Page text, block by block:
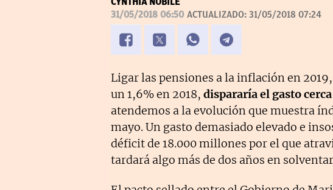
31/05/2018 06:50 ACTUALIZADO: 31/05/2018 07:24
Ligar las pensiones a la inflación en
un 1,6% en 2018, dispararía el gasto
atendemos a la evolución que muestra
mayo. Un gasto demasiado elevado e
déficit de 18.000 millones por el que
tardará algo más de dos años en